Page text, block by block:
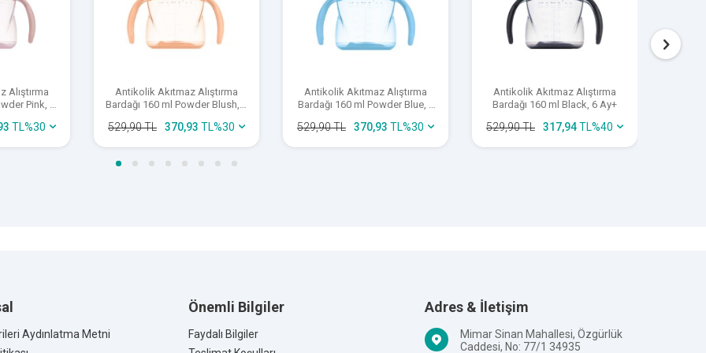
Alıştırma
Pink, 6
TL%30
Antikolik Akıtmaz Alıştırma
Bardağı 160 ml Powder Blush, 6
529,90TL 370,93 TL%30
Antikolik Akıtmaz Alıştırma
Bardağı 160 ml Powder Blue, 6
529,90TL 370,93 TL%30
Antikolik Akıtmaz Alıştırma
Bardağı 160 ml Black, 6 Ay+
529,90TL 317,94TL%40
Aydınlatma Metni
Önemli Bilgiler
Faydalı Bilgiler
Adres & İletişim
Mimar Sinan Mahallesi, Özgürlük
Caddesi, No: 77/1 34935